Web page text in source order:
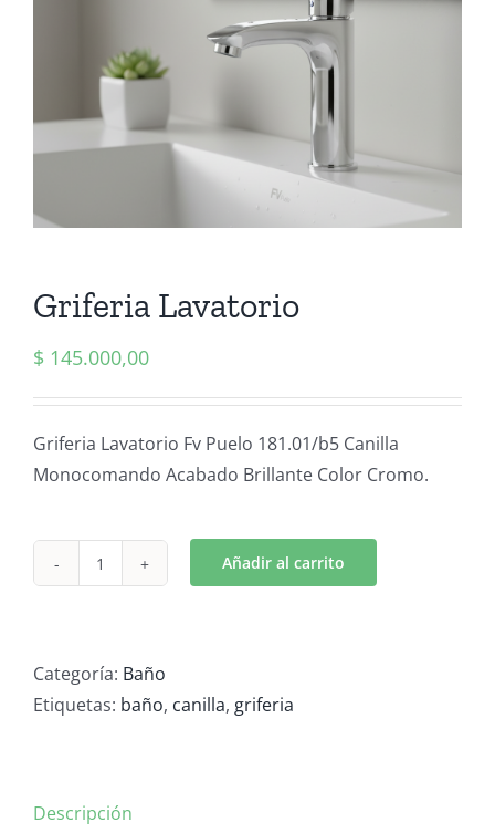
Griferia Lavatorio
$ 145.000,00
Griferia Lavatorio Fv Puelo 181.01/b5 Canilla
Monocomando Acabado Brillante Color Cromo.
Griferia
Añadir al carrito
Categoría: Baño
Etiquetas: baño, canilla, griferia
Descripción